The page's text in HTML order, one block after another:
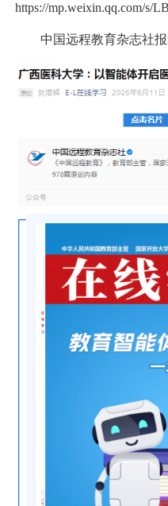
https://mp.weixin.qq.com/s/
中国远程教育杂志社